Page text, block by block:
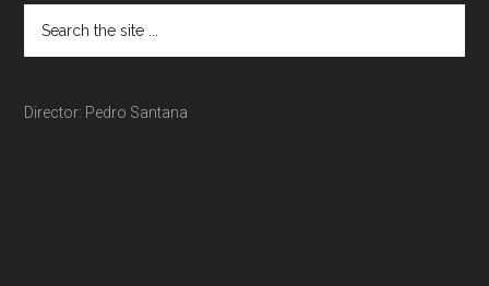
Director: Pedro Santana